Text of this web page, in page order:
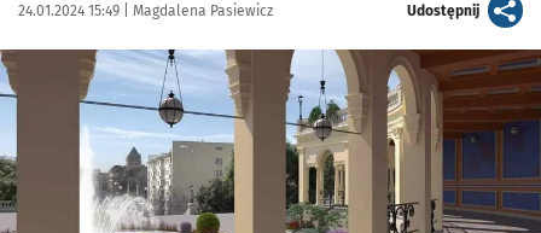
Data publikacji:
24.01.2024 15:49 | Autor:
Magdalena Pasiewicz Udostępnijartykuł
Kliknij, aby zobaczyć galerię